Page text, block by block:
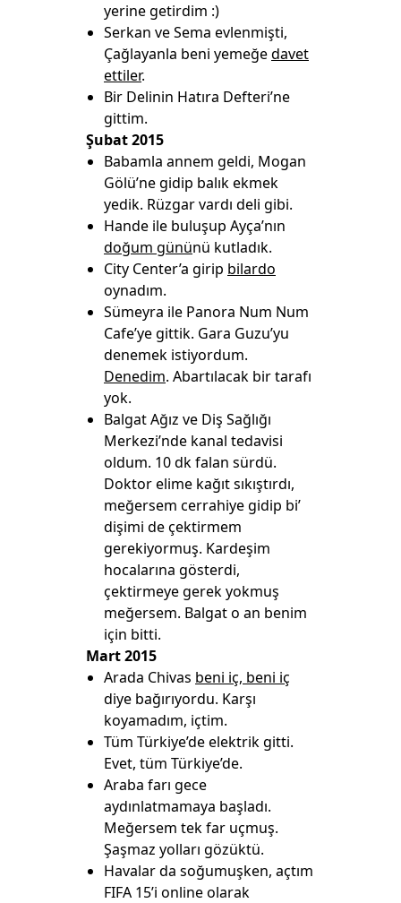
yerine getirdim :)
Serkan ve Sema evlenmişti,
Çağlayanla beni yemeğedavet
ettiler.
Bir Delinin Hatıra Defteri’ne
gittim.
Şubat 2015
Babamla annem geldi, Mogan
Gölü’ne gidip balık ekmek
yedik. Rüzgar vardı deli gibi.
Hande ile buluşup Ayça’nın
doğum gününü kutladık.
City Center’a girip bilardo
oynadım.
Sümeyra ile Panora Num Num
Cafe’ye gittik. Gara Guzu’yu
denemek istiyordum.
Denedim. Abartılacak bir tarafı
yok.
Balgat Ağız ve Diş Sağlığı
Merkezi’nde kanal tedavisi
oldum. 10 dk falan sürdü.
Doktor elime kağıt sıkıştırdı,
meğersem cerrahiye gidip bi’
dişimi de çektirmem
gerekiyormuş. Kardeşim
hocalarına gösterdi,
çektirmeye gerek yokmuş
meğersem. Balgat o an benim
için bitti.
Mart 2015
Arada Chivas beni iç, beni iç
diye bağırıyordu. Karşı
koyamadım, içtim.
Tüm Türkiye’de elektrik gitti.
Evet, tüm Türkiye’de.
Araba farı gece
aydınlatmamaya başladı.
Meğersem tek far uçmuş.
Şaşmaz yolları gözüktü.
Havalar da soğumuşken, açtım
FIFA 15’i online olarak